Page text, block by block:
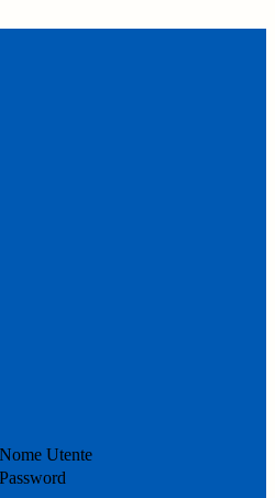
Nome Utente
Password